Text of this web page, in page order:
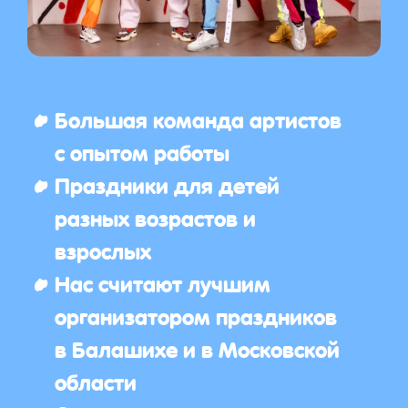
Большая команда артистов
с опытом работы
Праздники для детей
разных возрастов и
взрослых
Нас считают лучшим
организатором праздников
в Балашихе и в Московской
области